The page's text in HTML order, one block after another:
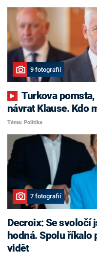
9 fotografií
Turkova pomsta, nekonfliktní Havlíček i
návrat Klause. Kdo
Téma: Politika
7 fotografií
Decroix: Se svoločí
hodná. Spolu říkalo
vidět